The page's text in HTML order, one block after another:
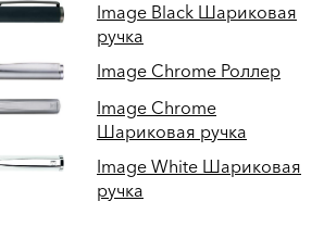
Image Black Шариковая
ручка
Image Chrome Роллер
Image Chrome
Шариковая ручка
Image White Шариковая
ручка